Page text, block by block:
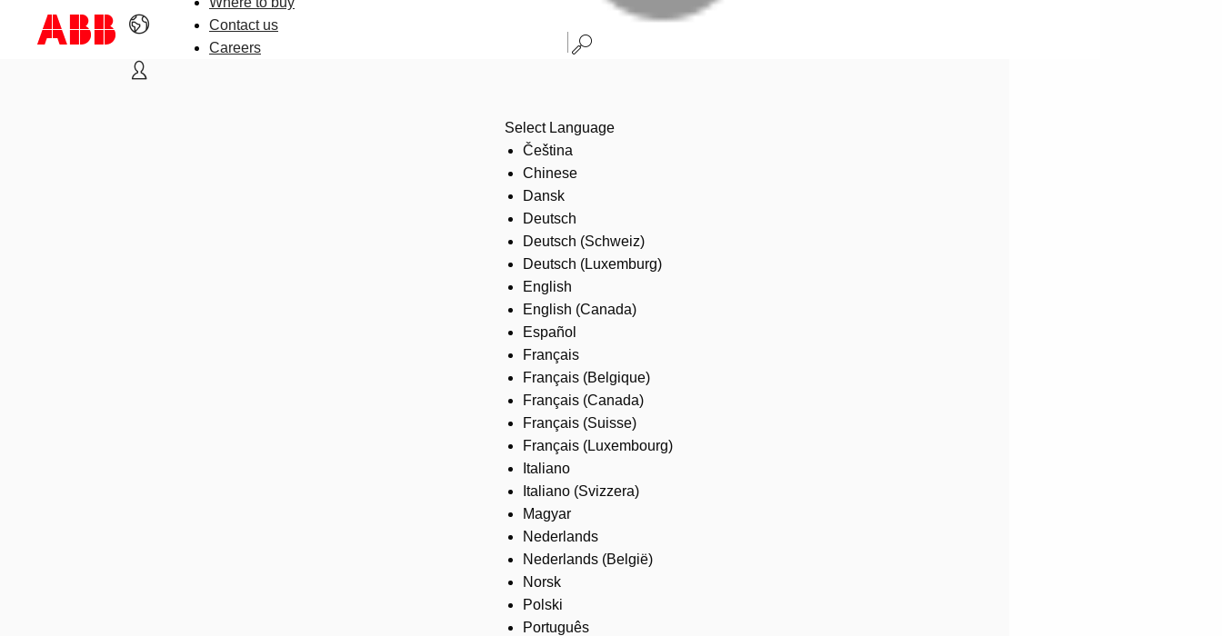
Contact us
Careers
Select Language
Čeština
Chinese
Dansk
Deutsch
Deutsch (Schweiz)
Deutsch (Luxemburg)
English
English (Canada)
Español
Français
Français (Belgique)
Français (Canada)
Français (Suisse)
Français (Luxembourg)
Italiano
Italiano (Svizzera)
Magyar
Nederlands
Nederlands (België)
Norsk
Polski
Português